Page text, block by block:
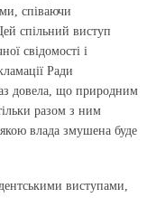
співаючи
спільний виступ
свідомості і
Ради
довела, що природним
разом з ним
влада змушена буде
виступами,